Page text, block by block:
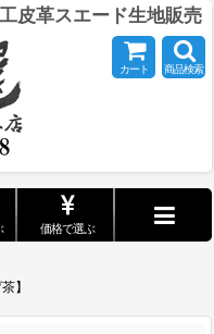
皮革スエード生地販売
カート 商品検索
価格で選ぶ
】